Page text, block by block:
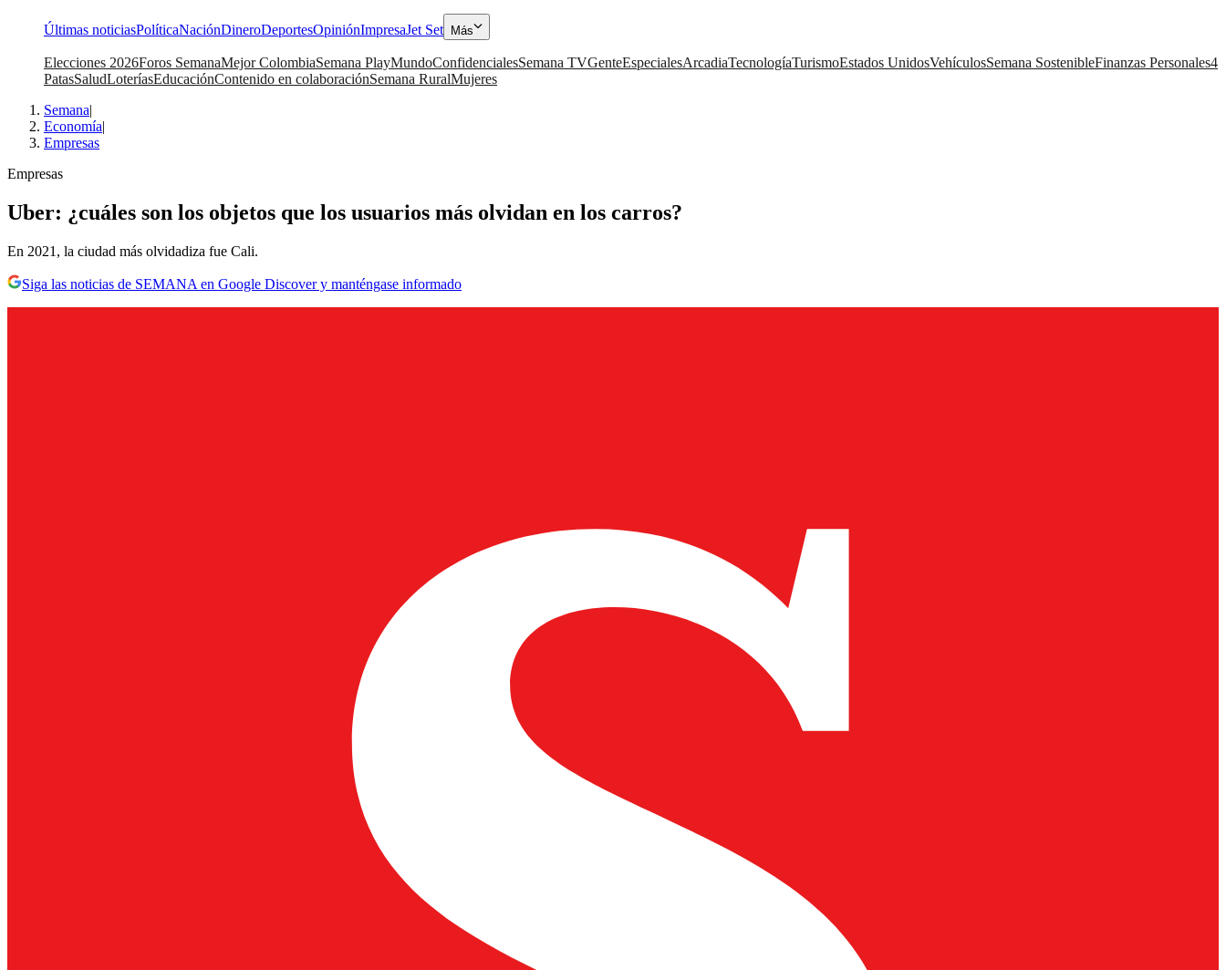
Últimas noticiasPolíticaNaciónDineroDeportesOpiniónImpresaJet Set Más
Elecciones 2026Foros SemanaMejor ColombiaSemana PlayMundoConfidencialesSemana TVGenteEspecialesArcadiaTecnologíaTurismoEstados UnidosVehículosSemana SostenibleFinanzas Personales4
PatasSaludLoteríasEducaciónContenido en colaboraciónSemana RuralMujeres
Semana|
Economía|
Empresas
Empresas
Uber: ¿cuáles son los objetos que los usuarios más olvidan en los carros?
En 2021, la ciudad más olvidadiza fue Cali.
Siga las noticias de SEMANA en Google Discover y manténgase informado